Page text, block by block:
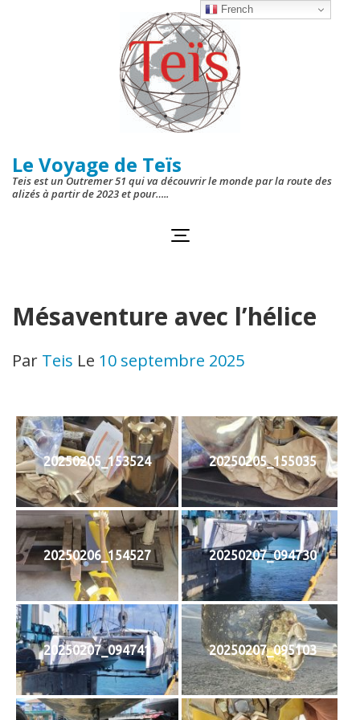
Le Voyage de Teïs
Teis est un Outremer 51 qui va découvrir le monde par la route des
alizés à partir de 2023 et pour…..
Mésaventure avec l’hélice
Par Teis Le 10 septembre 2025
20250205_153524 20250205_155035
20250206_154527 20250207_094730
20250207_094741 20250207_095103
French